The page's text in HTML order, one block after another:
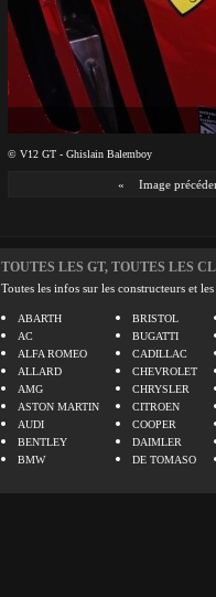
© V12 GT - Ghislain Balemboy
« Image
TOUTES LES GT, TOUTES LES
Toutes les infos sur les constructeurs et les
ABARTH
AC
ALFA ROMEO
ALLARD
AMG
ASTON MARTIN
AUDI
BENTLEY
BMW
BRISTOL
BUGATTI
CADILLAC
CHEVROLET
CHRYSLER
CITROEN
COOPER
DAIMLER
DE TOMASO